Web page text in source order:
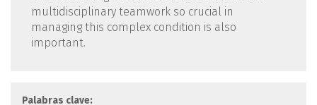
multidisciplinary teamwork so crucial in
managing this complex condition is also
important.
Palabras clave: